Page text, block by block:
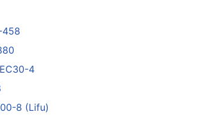
4
8 (Lifu)